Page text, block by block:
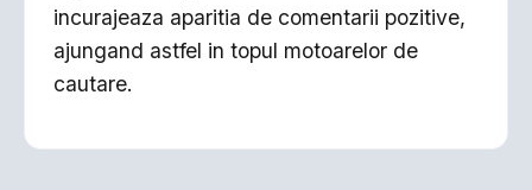
incurajeaza aparitia de comentarii pozitive,
ajungand astfel in topul motoarelor de
cautare.